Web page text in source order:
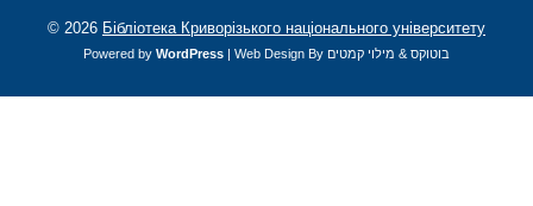
© 2026 Бібліотека Криворізького національного університету
Powered by WordPress | Web Design By בוטוקס& מילוי קמטים